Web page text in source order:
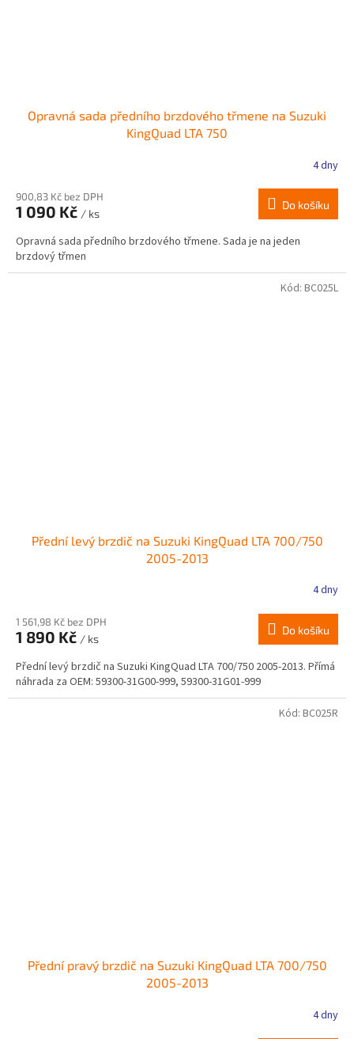
Opravná sada předního brzdového třmene na Suzuki
KingQuad LTA 750
4 dny
900,83 Kč bez DPH
1 090 Kč / ks
Do košíku
Opravná sada předního brzdového třmene. Sada je na jeden
brzdový třmen
Přední levý brzdič na Suzuki KingQuad LTA 700/750
2005-2013
4 dny
1 561,98 Kč bez DPH
1 890 Kč / ks
Do košíku
Přední levý brzdič na Suzuki KingQuad LTA 700/750 2005-2013. Přímá
náhrada za OEM: 59300-31G00-999, 59300-31G01-999
Kód: BC025L
Přední pravý brzdič na Suzuki KingQuad LTA 700/750
2005-2013
4 dny
Kód: BC025R